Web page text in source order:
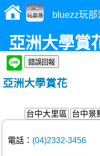
bluezz玩部
亞洲大學賞
亞洲大學賞花
台中大里區 台中景
電話： (04)2332-3456